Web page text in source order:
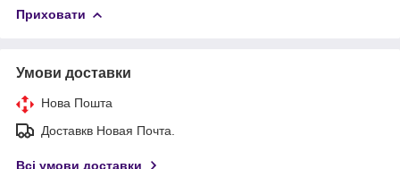
Приховати
Умови доставки
Нова Пошта
Доставкв Новая Почта.
Всі умови доставки